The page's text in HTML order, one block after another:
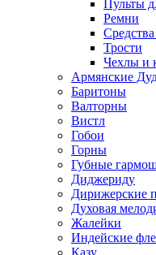
Пульты
Ремни
Трости
Чехлы и
Армянские
Баритоны
Валторны
Вистл
Гобои
Горны
Губные
Диджериду
Дирижерские
Духовая
Жалейки
Индейские
Казу